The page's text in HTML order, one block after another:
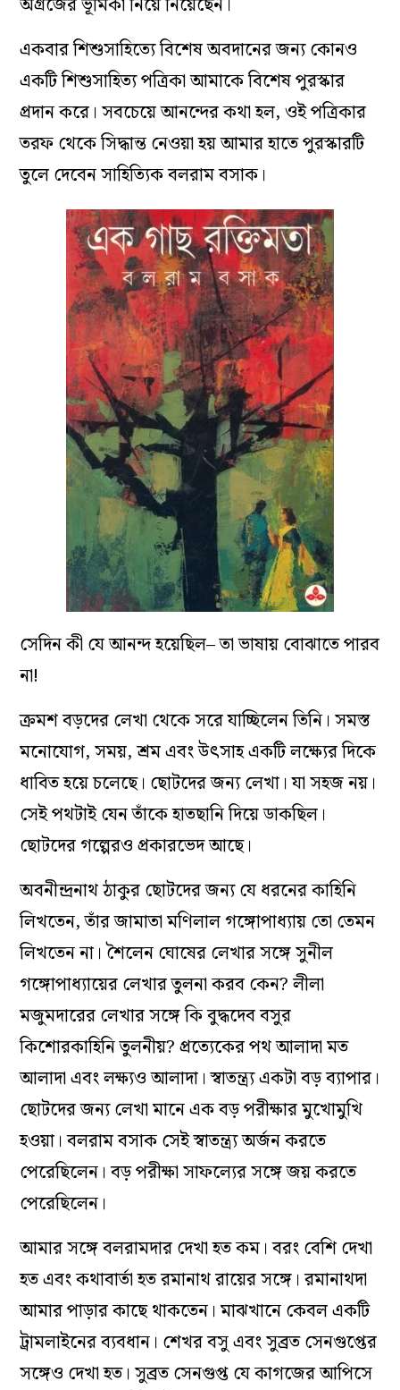
একবার শিশুসাহিত্যে বিশেষ অবদানের জন্য কোনও
একটি শিশুসাহিত্য পত্রিকা আমাকে বিশেষ পুরস্কার
প্রদান করে। সবচেয়ে আনন্দের কথা হল, ওই পত্রিকার
তরফ থেকে সিদ্ধান্ত নেওয়া হয় আমার হাতে পুরস্কারটি
তুলে দেবেন সাহিত্যিক বলরাম বসাক।
সেদিন কী যে আনন্দ হয়েছিল– তা ভাষায় বোঝাতে পারব
না!
ক্রমশ বড়দের লেখা থেকে সরে যাচ্ছিলেন তিনি। সমস্ত
মনোযোগ, সময়, শ্রম এবং উৎসাহ একটি লক্ষ্যের দিকে
ধাবিত হয়ে চলেছে। ছোটদের জন্য লেখা। যা সহজ নয়।
সেই পথটাই যেন তাঁকে হাতছানি দিয়ে ডাকছিল।
ছোটদের গল্পেরও প্রকারভেদ আছে।
অবনীন্দ্রনাথ ঠাকুর ছোটদের জন্য যে ধরনের কাহিনি
লিখতেন, তাঁর জামাতা মণিলাল গঙ্গোপাধ্যায় তো তেমন
লিখতেন না। শৈলেন ঘোষের লেখার সঙ্গে সুনীল
গঙ্গোপাধ্যায়ের লেখার তুলনা করব কেন? লীলা
মজুমদারের লেখার সঙ্গে কি বুদ্ধদেব বসুর
কিশোরকাহিনি তুলনীয়? প্রত্যেকের পথ আলাদা মত
আলাদা এবং লক্ষ্যও আলাদা। স্বাতন্ত্র‍্য একটা বড় ব্যাপার।
ছোটদের জন্য লেখা মানে এক বড় পরীক্ষার মুখোমুখি
হওয়া। বলরাম বসাক সেই স্বাতন্ত্র‍্য অর্জন করতে
পেরেছিলেন। বড় পরীক্ষা সাফল্যের সঙ্গে জয় করতে
পেরেছিলেন।
আমার সঙ্গে বলরামদার দেখা হত কম। বরং বেশি দেখা
হত এবং কথাবার্তা হত রমানাথ রায়ের সঙ্গে। রমানাথদা
আমার পাড়ার কাছে থাকতেন। মাঝখানে কেবল একটি
ট্রামলাইনের ব্যবধান। শেখর বসু এবং সুব্রত সেনগুপ্তের
সঙ্গেও দেখা হত। সুব্রত সেনগুপ্ত যে কাগজের আপিসে